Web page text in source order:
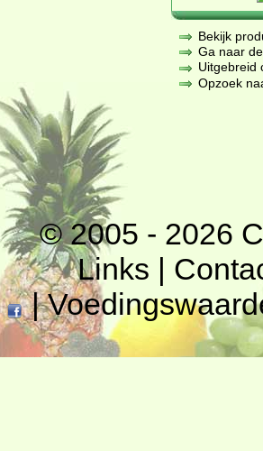
Bekijk
Ga naar
Uitgebreid
Opzoek
© 2005 - 2026
Links |
|